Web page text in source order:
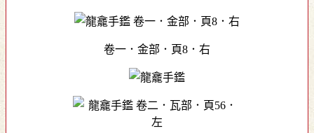
卷一．金部．頁8．右